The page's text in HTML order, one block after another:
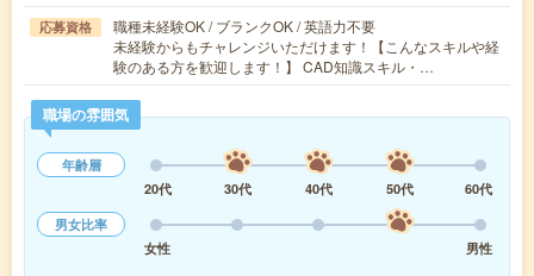
応募資格
職種未経験OK / ブランクOK / 英語力不要
未経験からもチャレンジいただけます！【こんなスキルや経
験のある方を歓迎します！】 CAD知識スキル・…
職場の雰囲気
年齢層
20代
30代 40代 50代
60代
男女比率
女性
男性